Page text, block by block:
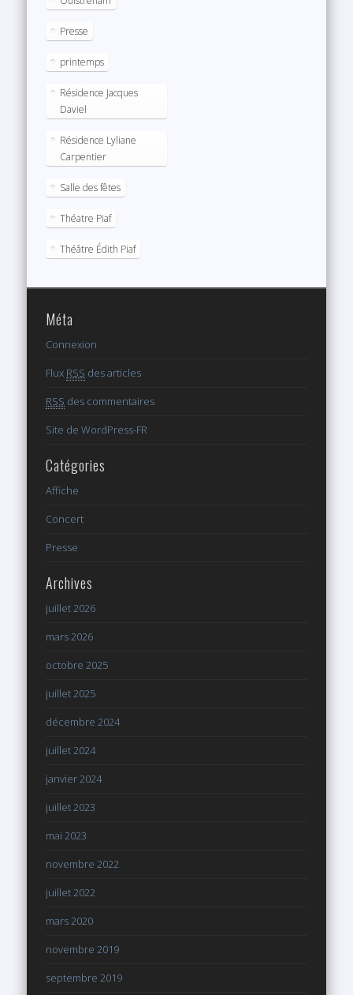
Presse
printemps
Résidence Jacques
Daviel
Résidence Lyliane
Carpentier
Salle des fêtes
Théatre Piaf
Théâtre Édith Piaf
Méta
Connexion
Flux RSS des articles
RSS des commentaires
Site de WordPress-FR
Catégories
Affiche
Concert
Presse
Archives
juillet 2026
mars 2026
octobre 2025
juillet 2025
décembre 2024
juillet 2024
janvier 2024
juillet 2023
mai 2023
novembre 2022
juillet 2022
mars 2020
novembre 2019
septembre 2019